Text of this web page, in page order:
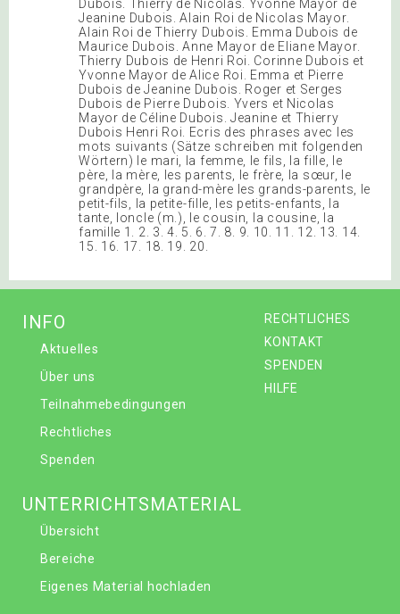
Dubois. Thierry de Nicolas. Yvonne Mayor de
Jeanine Dubois. Alain Roi de Nicolas Mayor.
Alain Roi de Thierry Dubois. Emma Dubois de
Maurice Dubois. Anne Mayor de Eliane Mayor.
Thierry Dubois de Henri Roi. Corinne Dubois et
Yvonne Mayor de Alice Roi. Emma et Pierre
Dubois de Jeanine Dubois. Roger et Serges
Dubois de Pierre Dubois. Yvers et Nicolas
Mayor de Céline Dubois. Jeanine et Thierry
Dubois Henri Roi. Ecris des phrases avec les
mots suivants (Sätze schreiben mit folgenden
Wörtern) le mari, la femme, le fils, la fille, le
père, la mère, les parents, le frère, la sœur, le
grandpère, la grand-mère les grands-parents, le
petit-fils, la petite-fille, les petits-enfants, la
tante, loncle (m.), le cousin, la cousine, la
famille 1. 2. 3. 4. 5. 6. 7. 8. 9. 10. 11. 12. 13. 14.
15. 16. 17. 18. 19. 20.
RECHTLICHES
KONTAKT
SPENDEN
HILFE
INFO
Aktuelles
Über uns
Teilnahmebedingungen
Rechtliches
Spenden
UNTERRICHTSMATERIAL
Übersicht
Bereiche
Eigenes Material hochladen